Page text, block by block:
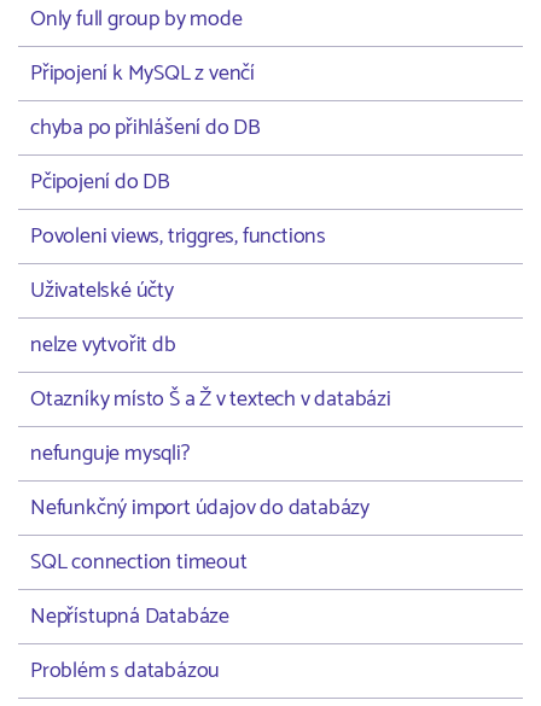
Only full group by mode
Připojení k MySQL z venčí
chyba po přihlášení do DB
Pčipojení do DB
Povoleni views, triggres, functions
Uživatelské účty
nelze vytvořit db
Otazníky místo Š a Ž v textech v databázi
nefunguje mysqli?
Nefunkčný import údajov do databázy
SQL connection timeout
Nepřístupná Databáze
Problém s databázou